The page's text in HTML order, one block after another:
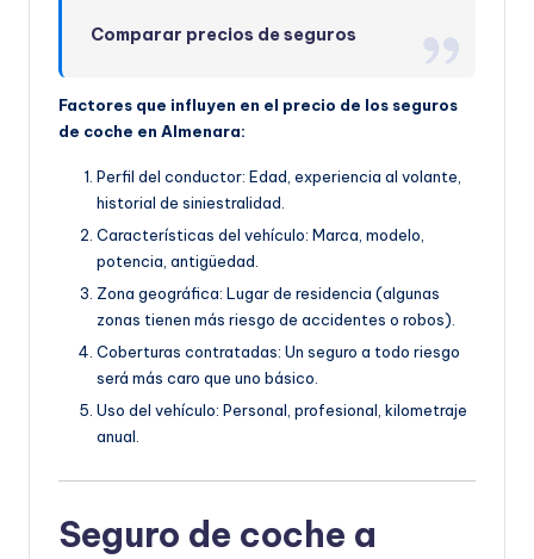
Comparar precios de seguros
Factores que influyen en el precio de los seguros
de coche en Almenara:
Perfil del conductor: Edad, experiencia al volante,
historial de siniestralidad.
Características del vehículo: Marca, modelo,
potencia, antigüedad.
Zona geográfica: Lugar de residencia (algunas
zonas tienen más riesgo de accidentes o robos).
Coberturas contratadas: Un seguro a todo riesgo
será más caro que uno básico.
Uso del vehículo: Personal, profesional, kilometraje
anual.
Seguro de coche a